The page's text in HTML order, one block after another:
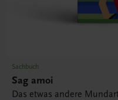
Sachbuch
Sag amoi
Das etwas andere